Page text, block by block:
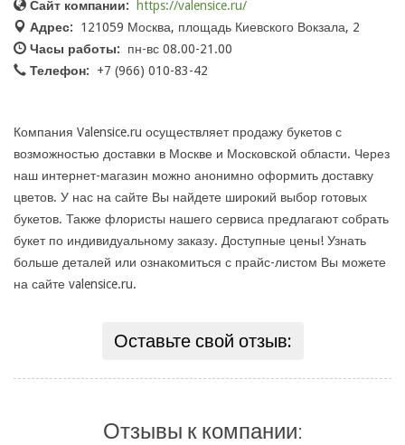
Сайт компании:
https://valensice.ru/
Адрес:
121059 Москва, площадь Киевского Вокзала, 2
Часы работы: пн-вс 08.00-21.00
Телефон:
+7 (966) 010-83-42
Компания Valensice.ru осуществляет продажу букетов с
возможностью доставки в Москве и Московской области. Через
наш интернет-магазин можно анонимно оформить доставку
цветов. У нас на сайте Вы найдете широкий выбор готовых
букетов. Также флористы нашего сервиса предлагают собрать
букет по индивидуальному заказу. Доступные цены! Узнать
больше деталей или ознакомиться с прайс-листом Вы можете
на сайте valensice.ru.
Оставьте свой отзыв:
Отзывы к компании: